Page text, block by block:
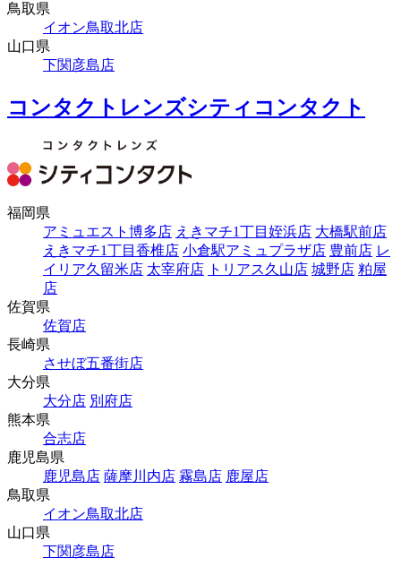
鳥取県
イオン鳥取北店
山口県
下関彦島店
コンタクトレンズシティコンタクト
福岡県
アミュエスト博多店 えきマチ1丁目姪浜店 大橋駅前店
えきマチ1丁目香椎店 小倉駅アミュプラザ店 豊前店 レ
イリア久留米店 太宰府店 トリアス久山店 城野店 粕屋
店
佐賀県
佐賀店
長崎県
させぼ五番街店
大分県
大分店 別府店
熊本県
合志店
鹿児島県
鹿児島店 薩摩川内店 霧島店 鹿屋店
鳥取県
イオン鳥取北店
山口県
下関彦島店